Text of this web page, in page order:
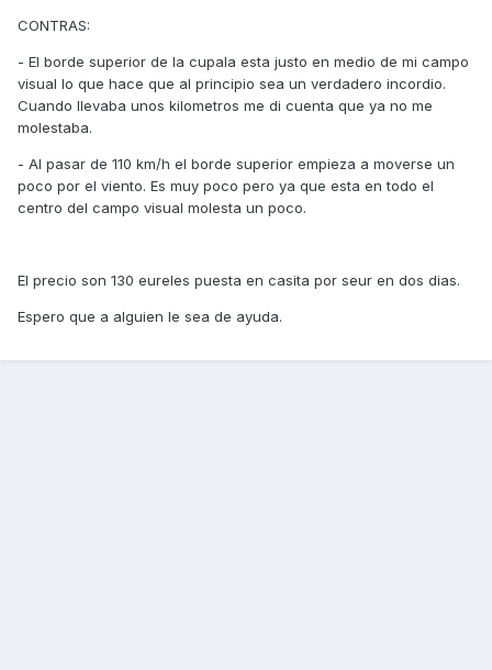
CONTRAS:
- El borde superior de la cupala esta justo en medio de mi campo
visual lo que hace que al principio sea un verdadero incordio.
Cuando llevaba unos kilometros me di cuenta que ya no me
molestaba.
- Al pasar de 110 km/h el borde superior empieza a moverse un
poco por el viento. Es muy poco pero ya que esta en todo el
centro del campo visual molesta un poco.
El precio son 130 eureles puesta en casita por seur en dos dias.
Espero que a alguien le sea de ayuda.